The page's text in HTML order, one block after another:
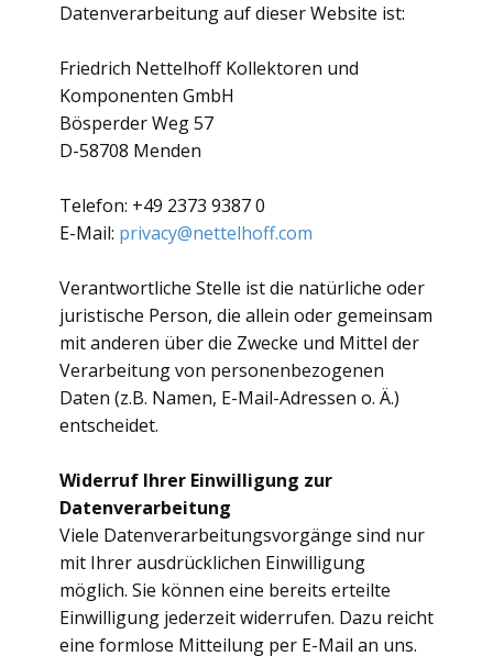
Datenverarbeitung auf dieser Website ist:
Friedrich Nettelhoff Kollektoren und
Komponenten GmbH
Bösperder Weg 57
D-58708 Menden
Telefon: +49 2373 9387 0
E-Mail: privacy@nettelhoff.com
Verantwortliche Stelle ist die natürliche oder
juristische Person, die allein oder gemeinsam
mit anderen über die Zwecke und Mittel der
Verarbeitung von personenbezogenen
Daten (z.B. Namen, E-Mail-Adressen o. Ä.)
entscheidet.
Widerruf Ihrer Einwilligung zur
Datenverarbeitung
Viele Datenverarbeitungsvorgänge sind nur
mit Ihrer ausdrücklichen Einwilligung
möglich. Sie können eine bereits erteilte
Einwilligung jederzeit widerrufen. Dazu reicht
eine formlose Mitteilung per E-Mail an uns.